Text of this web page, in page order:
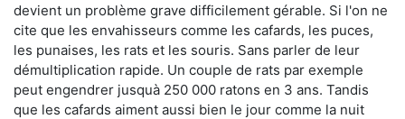
devient un problème grave difficilement gérable. Si l'on ne
cite que les envahisseurs comme les cafards, les puces,
les punaises, les rats et les souris. Sans parler de leur
démultiplication rapide. Un couple de rats par exemple
peut engendrer jusquà 250 000 ratons en 3 ans. Tandis
que les cafards aiment aussi bien le jour comme la nuit